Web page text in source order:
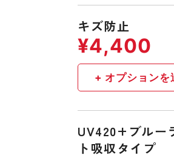
キズ防止
UV420+ブルー
ト吸収タイプ